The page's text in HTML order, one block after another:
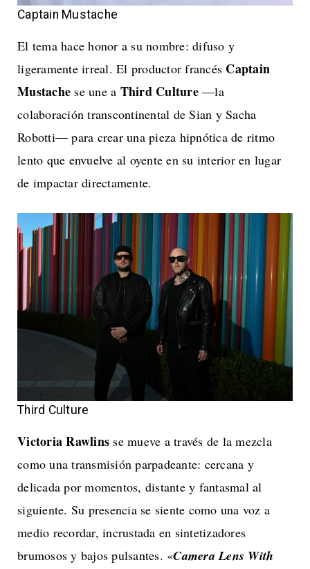
Captain Mustache
El tema hace honor a su nombre: difuso y
ligeramente irreal. El productor francés Captain
Mustache se une a Third Culture—la
colaboración transcontinental de Sian y Sacha
Robotti— para crear una pieza hipnótica de ritmo
lento que envuelve al oyente en su interior en lugar
de impactar directamente.
Third Culture
Victoria Rawlins se mueve a través de la mezcla
como una transmisión parpadeante: cercana y
delicada por momentos, distante y fantasmal al
siguiente. Su presencia se siente como una voz a
medio recordar, incrustada en sintetizadores
brumosos y bajos pulsantes. «Camera Lens With